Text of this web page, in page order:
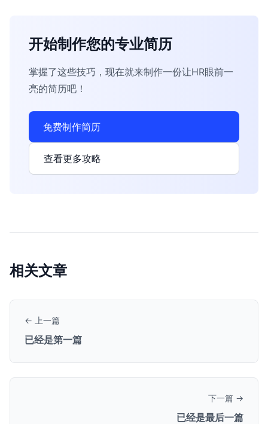
开始制作您的专业简历
掌握了这些技巧，现在就来制作一份让HR眼前一
亮的简历吧！
免费制作简历
查看更多攻略
相关文章
← 上一篇
已经是第一篇
下一篇 →
已经是最后一篇